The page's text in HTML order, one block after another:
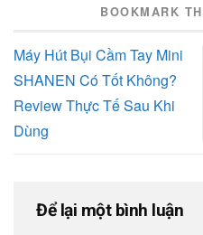
BOOKMARK
Máy Hút Bụi Cầm Tay Mini
SHANEN Có Tốt Không?
Review Thực Tế Sau Khi
Dùng
Để lại một bình luận